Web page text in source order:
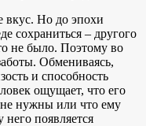
вкус. Но до эпохи
сохраниться – другого
не было. Поэтому во
Обмениваясь,
и способность
ощущает, что его
не нужны или что ему
него появляется